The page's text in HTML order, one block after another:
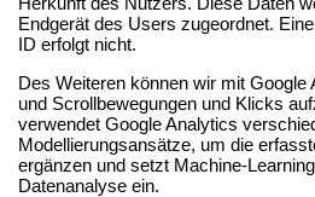
Endgerät des Users zugeordnet.
ID erfolgt nicht.
Des Weiteren können wir mit
und Scrollbewegungen und Klicks
verwendet Google Analytics
Modellierungsansätze, um die
ergänzen und setzt Machine-
Datenanalyse ein.